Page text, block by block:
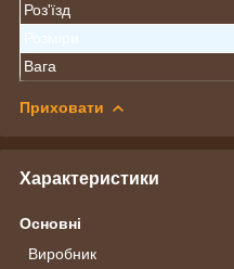
Роз'їзд
Вага
Приховати
Характеристики
Основні
Виробник